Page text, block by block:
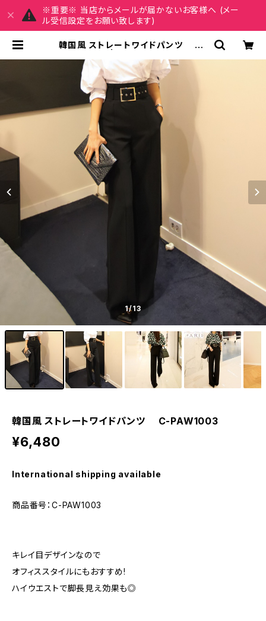
※重要※ 当店からメールが届かないお客様へ (メー
ル受信設定をお願い致します)
韓国風 ストレートワイドパンツ C-
代,30代,40代 レディースファッショ
ン 通販
1/13
韓国風 ストレートワイドパンツ C-PAW1003
¥6,480
International shipping available
商品番号：C-PAW1003
キレイ目デザインなので
オフィススタイルにもおすすめ!
ハイウエストで脚長見え効果も◎